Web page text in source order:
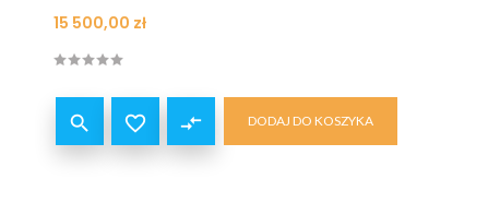
Cena
15 500,00 zł
  compare_arrows DODAJ DO KOSZYKA